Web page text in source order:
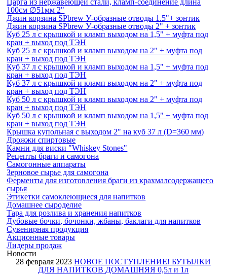
Царга из нержавеющей стали, кламп-соединение длина
100см ∅51мм 2"
Джин корзина SPbrew У-образные отводы 1.5"+ зонтик
Джин корзина SPbrew У-образные отводы 2" + зонтик
Куб 25 л с крышкой и кламп выходом на 1,5" + муфта под
кран + выход под ТЭН
Куб 25 л с крышкой и кламп выходом на 2" + муфта под
кран + выход под ТЭН
Куб 37 л с крышкой и кламп выходом на 1,5" + муфта под
кран + выход под ТЭН
Куб 37 л с крышкой и кламп выходом на 2" + муфта под
кран + выход под ТЭН
Куб 50 л с крышкой и кламп выходом на 2" + муфта под
кран + выход под ТЭН
Куб 50 л с крышкой и кламп выходом на 1,5" + муфта под
кран + выход под ТЭН
Крышка купольная с выходом 2" на куб 37 л (D=360 мм)
Дрожжи спиртовые
Камни для виски "Whiskey Stones"
Рецепты браги и самогона
Самогонные аппараты
Зерновое сырье для самогона
Ферменты для изготовления браги из крахмалсодержащего
сырья
Этикетки самоклеющиеся для напитков
Домашнее сыроделие
Тара для розлива и хранения напитков
Дубовые бочки, бочонки, жбаны, баклаги для напитков
Сувенирная продукция
Акционные товары
Лидеры продаж
Новости
28 февраля 2023 НОВОЕ ПОСТУПЛЕНИЕ! БУТЫЛКИ
ДЛЯ НАПИТКОВ ДОМАШНЯЯ 0,5л и 1л